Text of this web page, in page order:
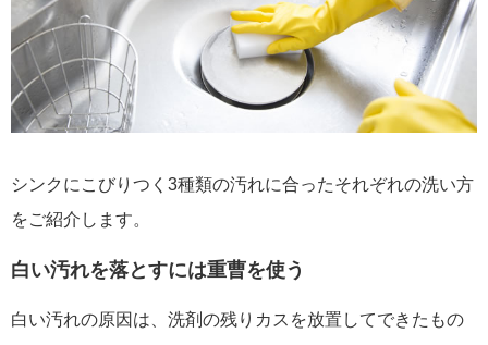
シンクにこびりつく3種類の汚れに合ったそれぞれの洗い方
をご紹介します。
白い汚れを落とすには重曹を使う
白い汚れの原因は、洗剤の残りカスを放置してできたもの